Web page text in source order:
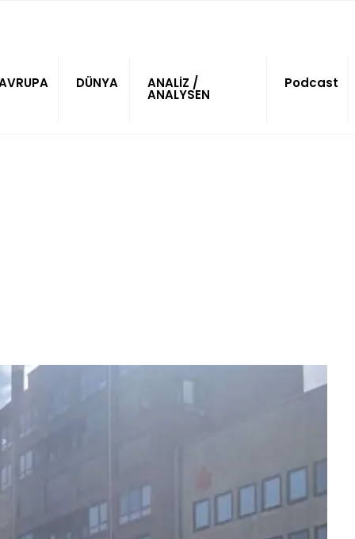
DÜNYA ANALİZ /
ANALYSEN
Podcast